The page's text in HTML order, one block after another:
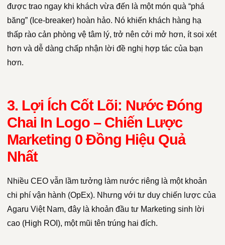
được trao ngay khi khách vừa đến là một món quà “phá
băng” (Ice-breaker) hoàn hảo. Nó khiến khách hàng hạ
thấp rào cản phòng vệ tâm lý, trở nên cởi mở hơn, ít soi xét
hơn và dễ dàng chấp nhận lời đề nghị hợp tác của bạn
hơn.
3. Lợi Ích Cốt Lõi: Nước Đóng
Chai In Logo – Chiến Lược
Marketing 0 Đồng Hiệu Quả
Nhất
Nhiều CEO vẫn lầm tưởng làm nước riêng là một khoản
chi phí vận hành (OpEx). Nhưng với tư duy chiến lược của
Agaru Việt Nam, đây là khoản đầu tư Marketing sinh lời
cao (High ROI), một mũi tên trúng hai đích.